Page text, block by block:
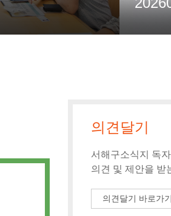
의견달기
서해구소식지 독
의견 및 제안을 받
의견달기 바로가기